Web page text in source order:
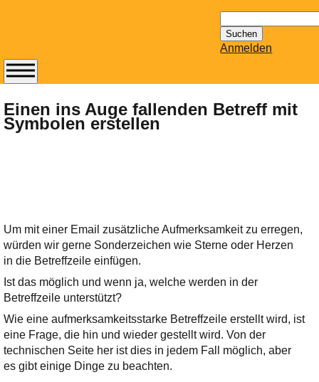
nach:
Anmelden
Einen ins Auge fallenden Betreff mit
Symbolen erstellen
Um mit einer Email zusätzliche Aufmerksamkeit zu erregen,
würden wir gerne Sonderzeichen wie Sterne oder Herzen
in die Betreffzeile einfügen.
Ist das möglich und wenn ja, welche werden in der
Betreffzeile unterstützt?
Wie eine aufmerksamkeitsstarke Betreffzeile erstellt wird, ist
eine Frage, die hin und wieder gestellt wird. Von der
technischen Seite her ist dies in jedem Fall möglich, aber
es gibt einige Dinge zu beachten.
Abonnieren Sie den
14-tägig
erscheinenden
Newsletter von
bereithält!
Wie z.B. Outlook,
GMail, Thunderbird
oder auch
KuNoMail, usw.
Ihre E-Mail
Adresse:
E-Mail